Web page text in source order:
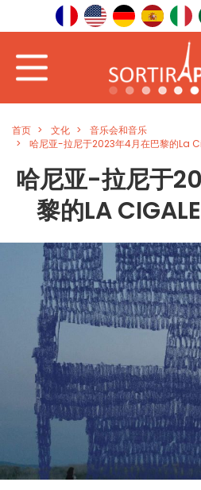
首页 文化
音乐会和音乐
哈尼亚-拉尼于2023年4月在巴黎的La
哈尼亚-拉尼于
黎的LA